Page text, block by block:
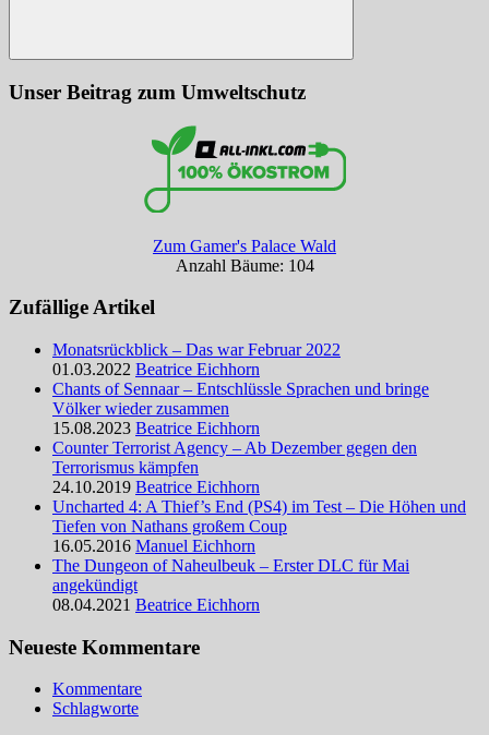
Suchen
Unser Beitrag zum Umweltschutz
Zum Gamer's Palace Wald
Anzahl Bäume: 104
Zufällige Artikel
Monatsrückblick – Das war Februar 2022
01.03.2022 Beatrice Eichhorn
Chants of Sennaar – Entschlüssle Sprachen und bringe
Völker wieder zusammen
15.08.2023 Beatrice Eichhorn
Counter Terrorist Agency – Ab Dezember gegen den
Terrorismus kämpfen
24.10.2019 Beatrice Eichhorn
Uncharted 4: A Thief’s End (PS4) im Test – Die Höhen und
Tiefen von Nathans großem Coup
16.05.2016 Manuel Eichhorn
The Dungeon of Naheulbeuk – Erster DLC für Mai
angekündigt
08.04.2021 Beatrice Eichhorn
Neueste Kommentare
Kommentare
Schlagworte